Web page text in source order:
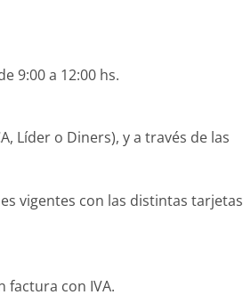
9:00 a 12:00 hs.
Líder o Diners), y a través de las
vigentes con las distintas tarjetas
factura con IVA.